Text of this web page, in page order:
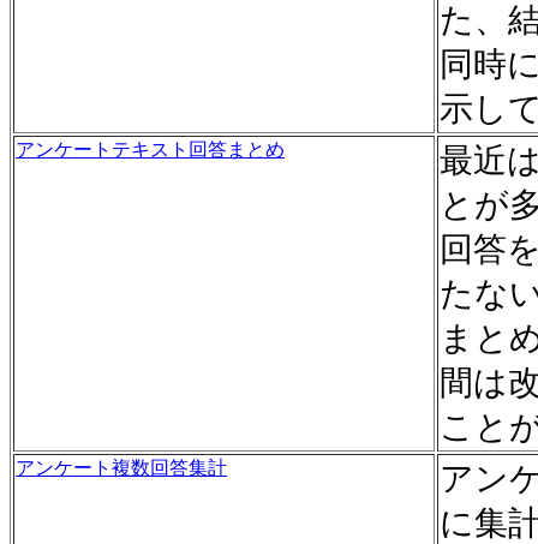
た、
同時
示し
アンケートテキスト回答まとめ
最近
とが
回答
たな
まと
間は
こと
アンケート複数回答集計
アン
に集